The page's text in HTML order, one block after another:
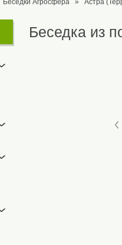
Беседки Агросфера » Астра
Беседка из